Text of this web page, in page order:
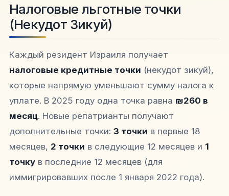
Налоговые льготные точки
(Некудот Зикуй)
Каждый резидент Израиля получает
налоговые кредитные точки (некудот зикуй),
которые напрямую уменьшают сумму налога к
уплате. В 2025 году одна точка равна ₪260 в
месяц. Новые репатрианты получают
дополнительные точки: 3 точки в первые 18
месяцев, 2 точки в следующие 12 месяцев и 1
точку в последние 12 месяцев (для
иммигрировавших после 1 января 2022 года).​​